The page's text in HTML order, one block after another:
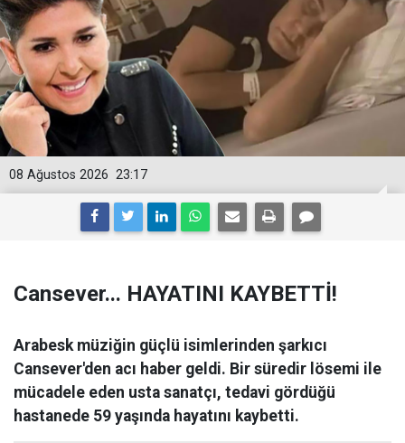
23:17
08 Ağustos 2026
Cansever... HAYATINI KAYBETTİ!
Arabesk müziğin güçlü isimlerinden şarkıcı
Cansever'den acı haber geldi. Bir süredir lösemi ile
mücadele eden usta sanatçı, tedavi gördüğü
hastanede 59 yaşında hayatını kaybetti.